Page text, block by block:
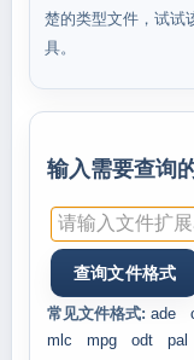
楚的类型文件，试试
具。
输入需要查询
常见文件格式: ade
mlc
mpg odt pal